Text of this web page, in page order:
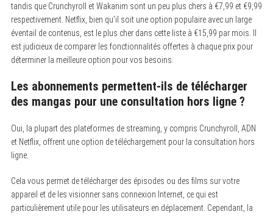
tandis que Crunchyroll et Wakanim sont un peu plus chers à €7,99 et €9,99
respectivement. Netflix, bien qu’il soit une option populaire avec un large
éventail de contenus, est le plus cher dans cette liste à €15,99 par mois. Il
est judicieux de comparer les fonctionnalités offertes à chaque prix pour
déterminer la meilleure option pour vos besoins.
Les abonnements permettent-ils de télécharger
des mangas pour une consultation hors ligne ?
Oui, la plupart des plateformes de streaming, y compris Crunchyroll, ADN
et Netflix, offrent une option de téléchargement pour la consultation hors
ligne.
Cela vous permet de télécharger des épisodes ou des films sur votre
appareil et de les visionner sans connexion Internet, ce qui est
particulièrement utile pour les utilisateurs en déplacement. Cependant, la